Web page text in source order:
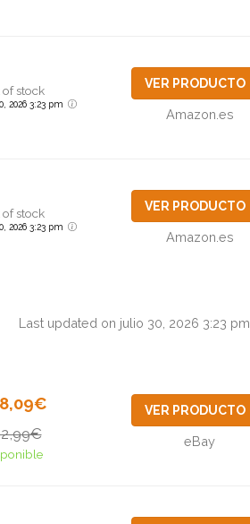
stock
2026 3:23 pm
VER PRODUCTO
Amazon.es
stock
2026 3:23 pm
VER PRODUCTO
Amazon.es
Last updated on julio 30, 2026 3:23 pm
VER PRODUCTO
eBay